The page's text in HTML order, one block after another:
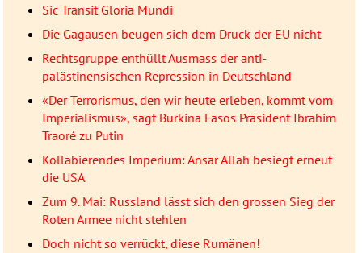
Sic Transit Gloria Mundi
Die Gagausen beugen sich dem Druck der EU nicht
Rechtsgruppe enthüllt Ausmass der anti-
palästinensischen Repression in Deutschland
«Der Terrorismus, den wir heute erleben, kommt vom
Imperialismus», sagt Burkina Fasos Präsident Ibrahim
Traoré zu Putin
Kollabierendes Imperium: Ansar Allah besiegt erneut
die USA
Zum 9. Mai: Russland lässt sich den grossen Sieg der
Roten Armee nicht stehlen
Doch nicht so verrückt, diese Rumänen!